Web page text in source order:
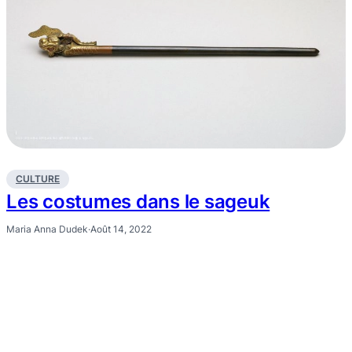
CULTURE
Les costumes dans le sageuk
Maria Anna Dudek·Août 14, 2022